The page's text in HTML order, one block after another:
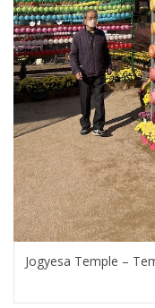
Jogyesa Temple –